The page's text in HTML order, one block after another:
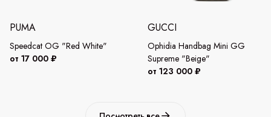
PUMA
Speedcat OG "Red White"
от 17 000 ₽
GUCCI
Ophidia Handbag Mini GG
Supreme "Beige"
от 123 000 ₽